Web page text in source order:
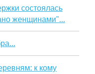
состоялась
женщинами"...
к кому